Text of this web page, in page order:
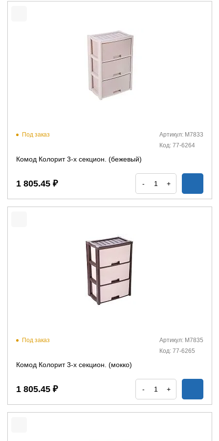
Под заказ
Артикул: М7833
Код: 77-6264
Комод Колорит 3-х секцион. (бежевый)
1 805.45 ₽ - +
Под заказ
Артикул: М7835
Код: 77-6265
Комод Колорит 3-х секцион. (мокко)
1 805.45 ₽ - +